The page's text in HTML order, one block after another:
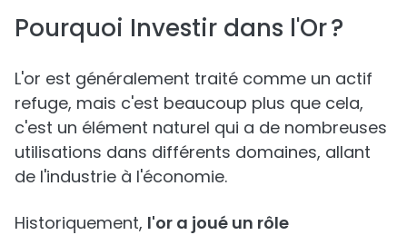
Pourquoi Investir dans l'Or ?
L'or est généralement traité comme un actif
refuge, mais c'est beaucoup plus que cela,
c'est un élément naturel qui a de nombreuses
utilisations dans différents domaines, allant
de l'industrie à l'économie.
Historiquement, l'or a joué un rôle